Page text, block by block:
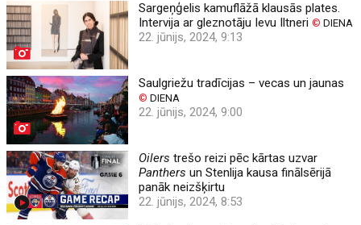
Sargeņģelis kamuflāžā klausās plates.
Intervija ar gleznotāju Ievu Iltneri© DIENA
22. jūnijs, 2024, 9:13
Saulgriežu tradīcijas – vecas un jaunas
© DIENA
22. jūnijs, 2024, 9:00
Oilers trešo reizi pēc kārtas uzvar
Panthers un Stenlija kausa finālsērijā
panāk neizšķirtu
22. jūnijs, 2024, 8:53